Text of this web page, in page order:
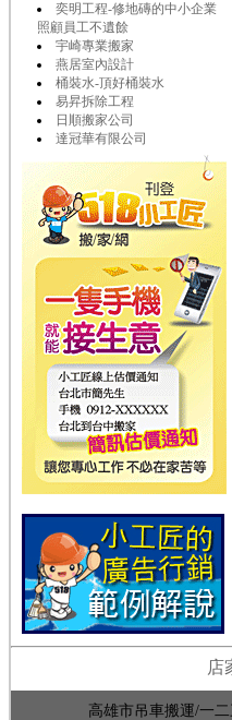
奕明工程-修地磚的中小企業
照顧員工不遺餘
宇崎專業搬家
燕居室內設計
桶裝水-頂好桶裝水
易昇拆除工程
日順搬家公司
達冠華有限公司
店
高雄市吊車搬運/一